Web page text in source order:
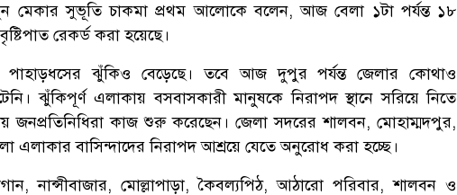
মেকার সুভূতি চাকমা প্রথম আলোকে বলেন, আজ বেলা ১টা পর্যন্ত ১৮
রেকর্ড করা হয়েছে।
পাহাড়ধসের ঝুঁকিও বেড়েছে। তবে আজ দুপুর পর্যন্ত জেলার কোথাও
ঝুঁকিপূর্ণ এলাকায় বসবাসকারী মানুষকে নিরাপদ স্থানে সরিয়ে নিতে
জনপ্রতিনিধিরা কাজ শুরু করেছেন। জেলা সদরের শালবন, মোহাম্মদপুর,
এলাকার বাসিন্দাদের নিরাপদ আশ্রয়ে যেতে অনুরোধ করা হচ্ছে।
নান্সীবাজার, মোল্লাপাড়া, কৈবল্যপিঠ, আঠারো পরিবার, শালবন ও